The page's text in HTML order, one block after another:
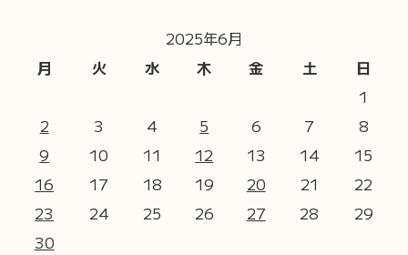
2025年6月
月
火 水 木 金 土 日
1
2
3 4 5 6 7
8
9
10 11 12 13 14
15
16
17 18 19 20 21
22
23
24 25 26 27 28
29
30